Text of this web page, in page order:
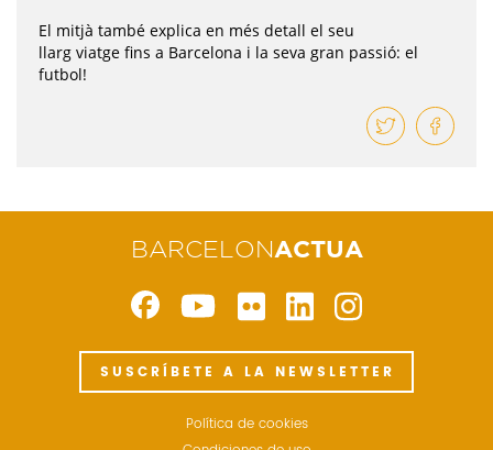
El mitjà també explica en més detall el seu
llarg viatge fins a Barcelona i la seva gran passió: el
futbol!
BARCELONACTUA
SUSCRÍBETE A LA NEWSLETTER
Política de cookies